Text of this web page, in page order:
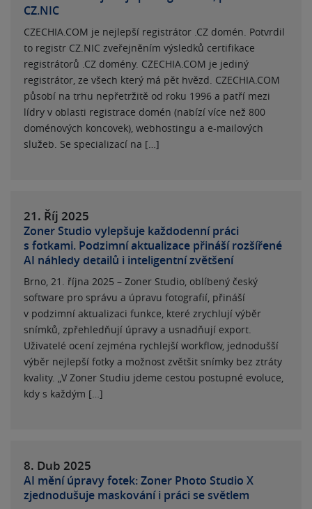
CZ.NIC
CZECHIA.COM je nejlepší registrátor .CZ domén. Potvrdil
to registr CZ.NIC zveřejněním výsledků certifikace
registrátorů .CZ domény. CZECHIA.COM je jediný
registrátor, ze všech který má pět hvězd. CZECHIA.COM
působí na trhu nepřetržitě od roku 1996 a patří mezi
lídry v oblasti registrace domén (nabízí více než 800
doménových koncovek), webhostingu a e-mailových
služeb. Se specializací na […]
21. Říj 2025
Zoner Studio vylepšuje každodenní práci
s fotkami. Podzimní aktualizace přináší rozšířené
AI náhledy detailů i inteligentní zvětšení
Brno, 21. října 2025 – Zoner Studio, oblíbený český
software pro správu a úpravu fotografií, přináší
v podzimní aktualizaci funkce, které zrychlují výběr
snímků, zpřehledňují úpravy a usnadňují export.
Uživatelé ocení zejména rychlejší workflow, jednodušší
výběr nejlepší fotky a možnost zvětšit snímky bez ztráty
kvality. „V Zoner Studiu jdeme cestou postupné evoluce,
kdy s každým […]
8. Dub 2025
AI mění úpravy fotek: Zoner Photo Studio X
zjednodušuje maskování i práci se světlem